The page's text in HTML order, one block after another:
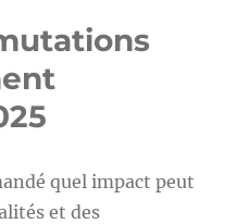
quel impact peut
et des